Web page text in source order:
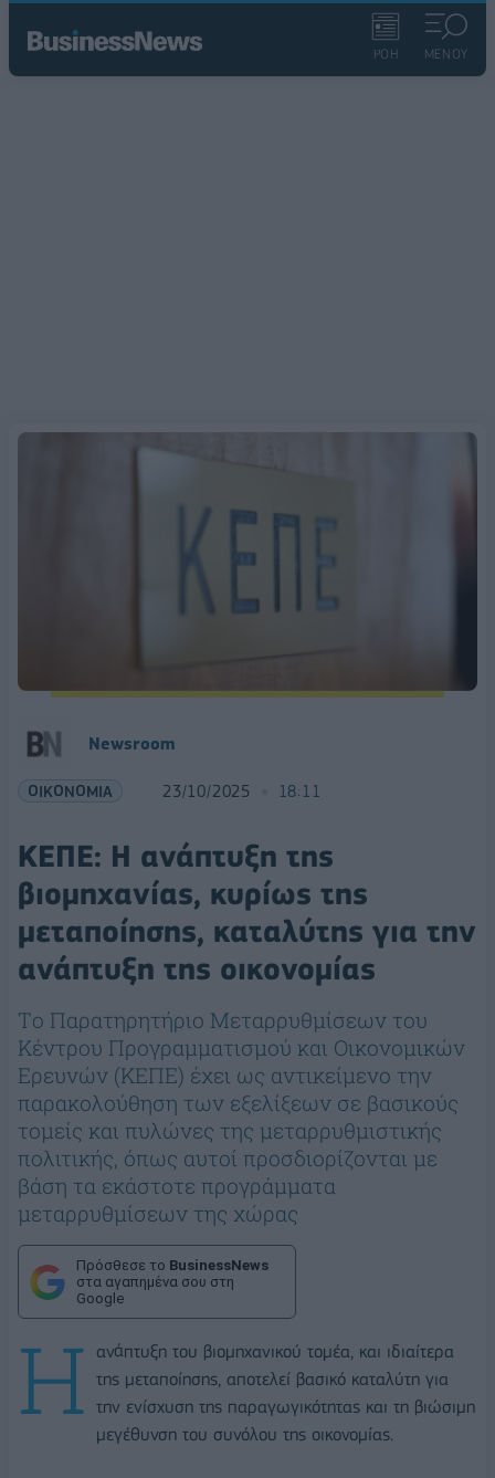
ΡΟΗ ΜΕΝΟΥ
Newsroom
ΟΙΚΟΝΟΜΙΑ 23/10/2025 18:11
ΚΕΠΕ: Η ανάπτυξη της
βιομηχανίας, κυρίως της
μεταποίησης, καταλύτης για την
ανάπτυξη της οικονομίας
Tο Παρατηρητήριο Μεταρρυθμίσεων του
Κέντρου Προγραμματισμού και Οικονομικών
Ερευνών (ΚΕΠΕ) έχει ως αντικείμενο την
παρακολούθηση των εξελίξεων σε βασικούς
τομείς και πυλώνες της μεταρρυθμιστικής
πολιτικής, όπως αυτοί προσδιορίζονται με
βάση τα εκάστοτε προγράμματα
μεταρρυθμίσεων της χώρας
Πρόσθεσε το BusinessNews
στα αγαπημένα σου στη
Google
Η
ανάπτυξη του βιομηχανικού τομέα, και ιδιαίτερα
της μεταποίησης, αποτελεί βασικό καταλύτη για
την ενίσχυση της παραγωγικότητας και τη βιώσιμη
μεγέθυνση του συνόλου της οικονομίας.